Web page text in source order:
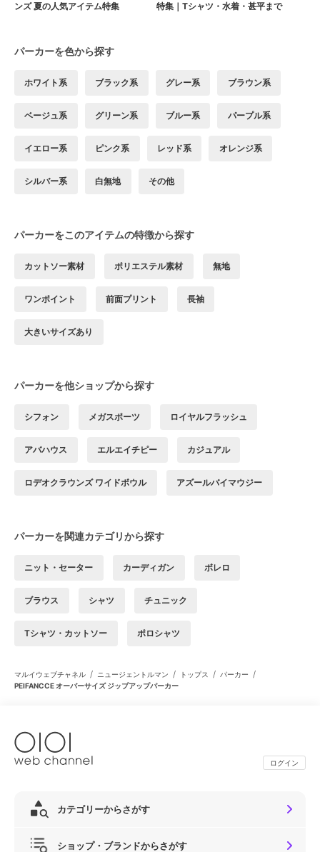
ンズ 夏の人気アイテム特集
特集｜Tシャツ・水着・甚平まで
パーカーを色から探す
ホワイト系 ブラック系 グレー系 ブラウン系
ベージュ系 グリーン系 ブルー系 パープル系
イエロー系 ピンク系 レッド系 オレンジ系
シルバー系 白無地 その他
パーカーをこのアイテムの特徴から探す
カットソー素材 ポリエステル素材 無地
ワンポイント 前面プリント 長袖
大きいサイズあり
パーカーを他ショップから探す
シフォン メガスポーツ ロイヤルフラッシュ
アバハウス エルエイチピー カジュアル
ロデオクラウンズ ワイドボウル アズールバイマウジー
パーカーを関連カテゴリから探す
ニット・セーター カーディガン ボレロ
ブラウス シャツ チュニック
Tシャツ・カットソー ポロシャツ
マルイウェブチャネル / ニュージェントルマン / トップス / パーカー /
PEIFANCCE オーバーサイズ ジップアップパーカー
ログイン
カテゴリーからさがす
ショップ・ブランドからさがす